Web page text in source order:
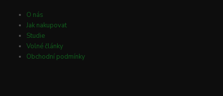
O nás
Jak nakupovat
Studie
Volné články
Obchodní podmínky